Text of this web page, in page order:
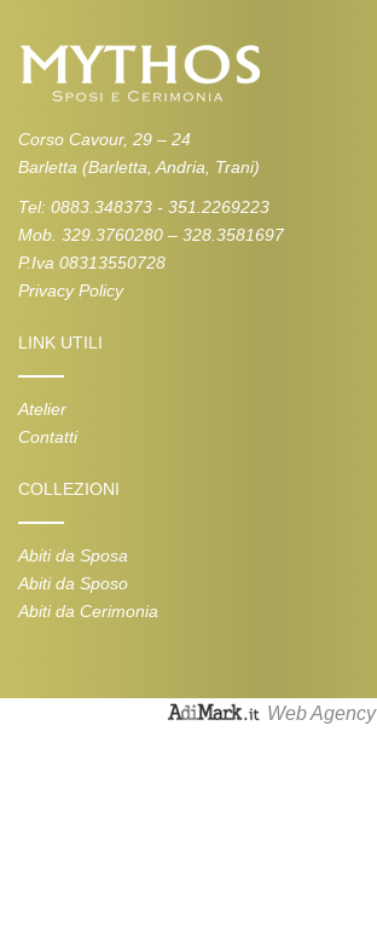
Corso Cavour, 29 – 24
Barletta (Barletta, Andria, Trani)
Tel: 0883.348373 - 351.2269223
Mob. 329.3760280 – 328.3581697
P.Iva 08313550728
Privacy Policy
LINK UTILI
Atelier
Contatti
COLLEZIONI
Abiti da Sposa
Abiti da Sposo
Abiti da Cerimonia
Web Agency